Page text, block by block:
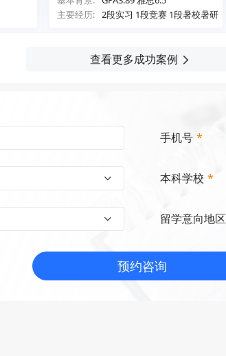
主要经历: 2段实习 1段竞赛 1段暑校暑研
查看更多成功案例
手机号 *
本科学校 *
留学意向地区
预约咨询